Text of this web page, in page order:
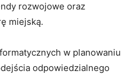
rozwojowe oraz
miejską.
w planowaniu
odpowiedzialnego